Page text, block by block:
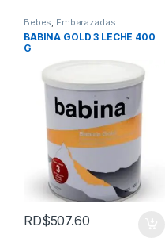
Bebes, Embarazadas
BABINA GOLD 3 LECHE 400
G
RD$507.60